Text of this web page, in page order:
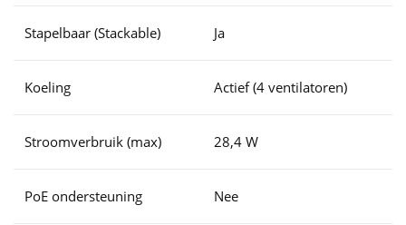
Stapelbaar (Stackable) Ja
Koeling Actief (4 ventilatoren)
Stroomverbruik (max) 28,4 W
PoE ondersteuning Nee